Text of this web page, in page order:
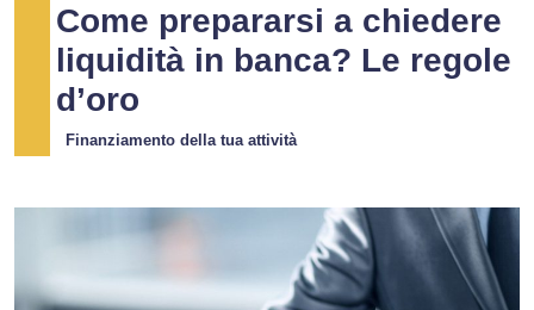
Come prepararsi a chiedere
liquidità in banca? Le regole
d’oro
Finanziamento della tua attività